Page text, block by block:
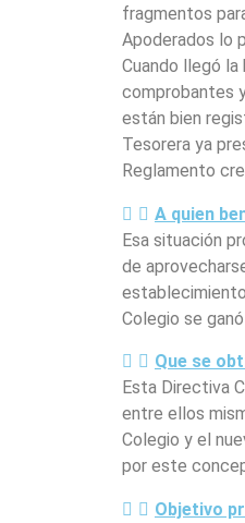
fragmentos
Apoderados lo
Cuando llegó
comprobantes
están bien
Tesorera ya
Reglamento
A quien
Esa situación
de
Colegio se
Que se
Esta Directiva
entre ellos
Colegio y el
por este
Objetivo